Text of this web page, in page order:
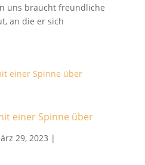
uns braucht freundliche
an die er sich
einer Spinne über
29, 2023 |